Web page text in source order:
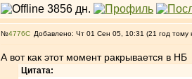
№4776 Добавлено: Чт 01 Сен 05, 10:31 (21 год тому
А вот как этот момент ракрывается в НБ
Цитата: